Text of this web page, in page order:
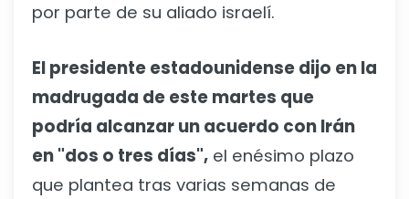
por parte de su aliado israelí.
El presidente estadounidense dijo en la
madrugada de este martes que
podría alcanzar un acuerdo con Irán
en "dos o tres días", el enésimo plazo
que plantea tras varias semanas de